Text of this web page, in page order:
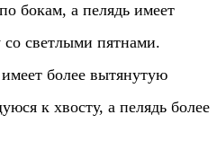
бокам, а пелядь имеет
светлыми пятнами.
более вытянутую
к хвосту, а пелядь более